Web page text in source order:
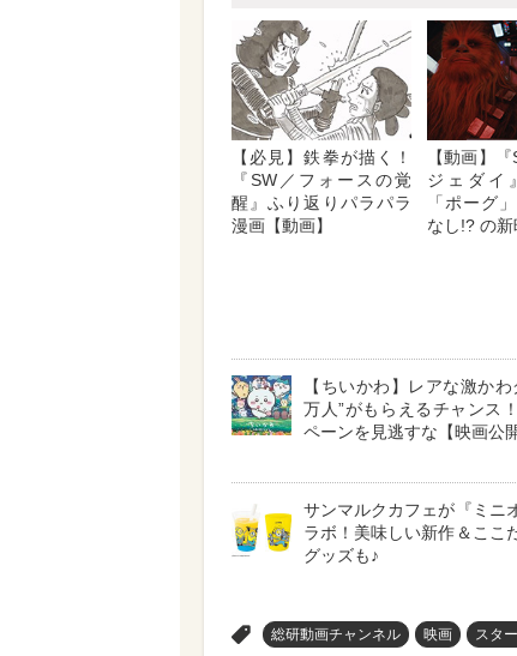
【必見】鉄拳が描く！
『SW／フォースの覚
醒』ふり返りパラパラ
漫画【動画】
【動画】
ジェダイ
「ポーグ
なし!? の
【ちいかわ】レアな激か
万人”がもらえるチャンス
ペーンを見逃すな【映画公
サンマルクカフェが『ミニ
ラボ！美味しい新作＆ここ
グッズも♪
総研動画チャンネル 映画 スタ